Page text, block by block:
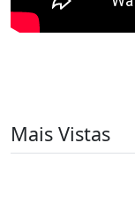
Mais Vistas